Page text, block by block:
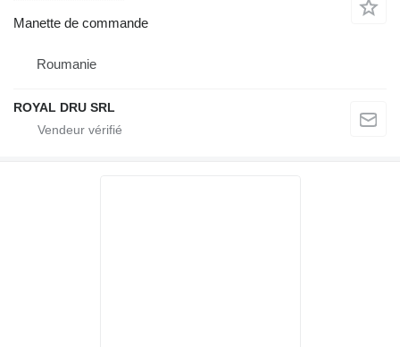
Manette de commande
Roumanie
ROYAL DRU SRL